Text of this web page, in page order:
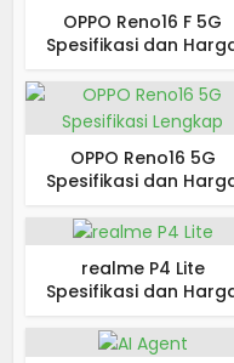
OPPO Reno16 F 5G
Spesifikasi dan
OPPO Reno16 5G
Spesifikasi dan
realme P4 Lite
Spesifikasi dan